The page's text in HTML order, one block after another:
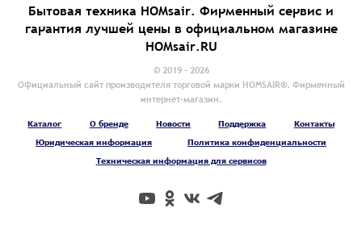
Бытовая техника HOMsair. Фирменный сервис и
гарантия лучшей цены в официальном магазине
HOMsair.RU
© 2019 - 2026
Официальный сайт производителя торговой марки HOMSAIR®. Фирменный
интернет-магазин.
Каталог О бренде Новости Поддержка
Контакты
Юридическая информация
Политика конфиденциальности
Техническая информация для сервисов